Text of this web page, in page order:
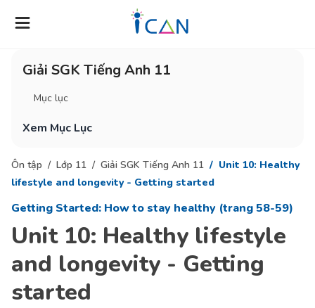
Giải SGK Tiếng Anh 11
Mục lục
Xem Mục Lục
Ôn tập Lớp 11 Giải SGK Tiếng Anh 11
Unit 10: Healthy
lifestyle and longevity - Getting started
Getting Started: How to stay healthy (trang 58-59)
Unit 10: Healthy lifestyle
and longevity - Getting
started